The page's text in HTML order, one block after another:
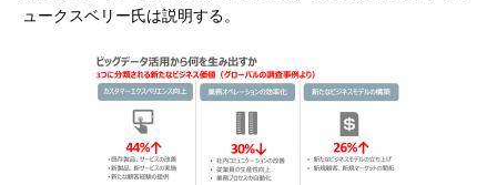
ュークスベリー氏は説明する。